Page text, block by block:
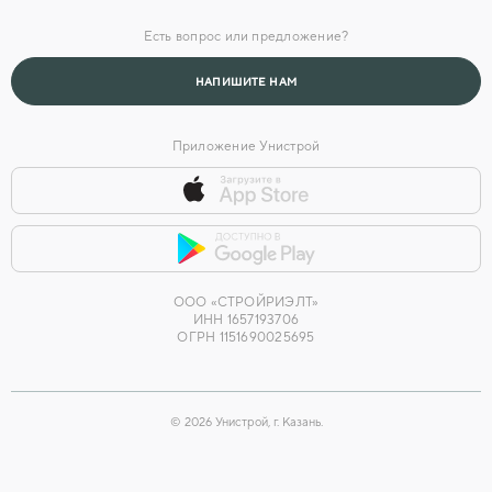
Есть вопрос или предложение?
НАПИШИТЕ НАМ
Приложение Унистрой
ООО «СТРОЙРИЭЛТ»
ИНН 1657193706
ОГРН 1151690025695
© 2026Унистрой, г. Казань.